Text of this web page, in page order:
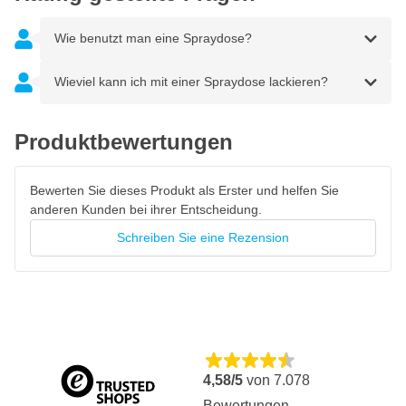
Wie benutzt man eine Spraydose?
Wieviel kann ich mit einer Spraydose lackieren?
Produktbewertungen
Bewerten Sie dieses Produkt als Erster und helfen Sie
anderen Kunden bei ihrer Entscheidung.
Schreiben Sie eine Rezension
4,58/5 von 7.078